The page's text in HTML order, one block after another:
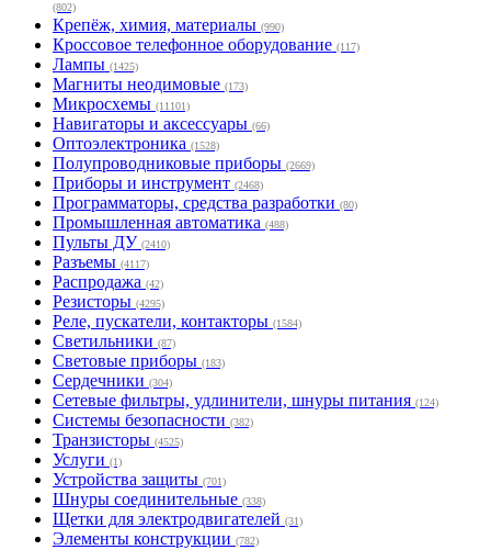
(802)
Крепёж, химия, материалы (990)
Кроссовое телефонное оборудование (117)
Лампы (1425)
Магниты неодимовые (173)
Микросхемы (11101)
Навигаторы и аксессуары (66)
Оптоэлектроника (1528)
Полупроводниковые приборы (2669)
Приборы и инструмент (2468)
Программаторы, средства разработки (80)
Промышленная автоматика (488)
Пульты ДУ (2410)
Разъемы (4117)
Распродажа (42)
Резисторы (4295)
Реле, пускатели, контакторы (1584)
Светильники (87)
Световые приборы (183)
Сердечники (304)
Сетевые фильтры, удлинители, шнуры питания (124)
Системы безопасности (382)
Транзисторы (4525)
Услуги (1)
Устройства защиты (701)
Шнуры соединительные (338)
Щетки для электродвигателей (31)
Элементы конструкции (782)